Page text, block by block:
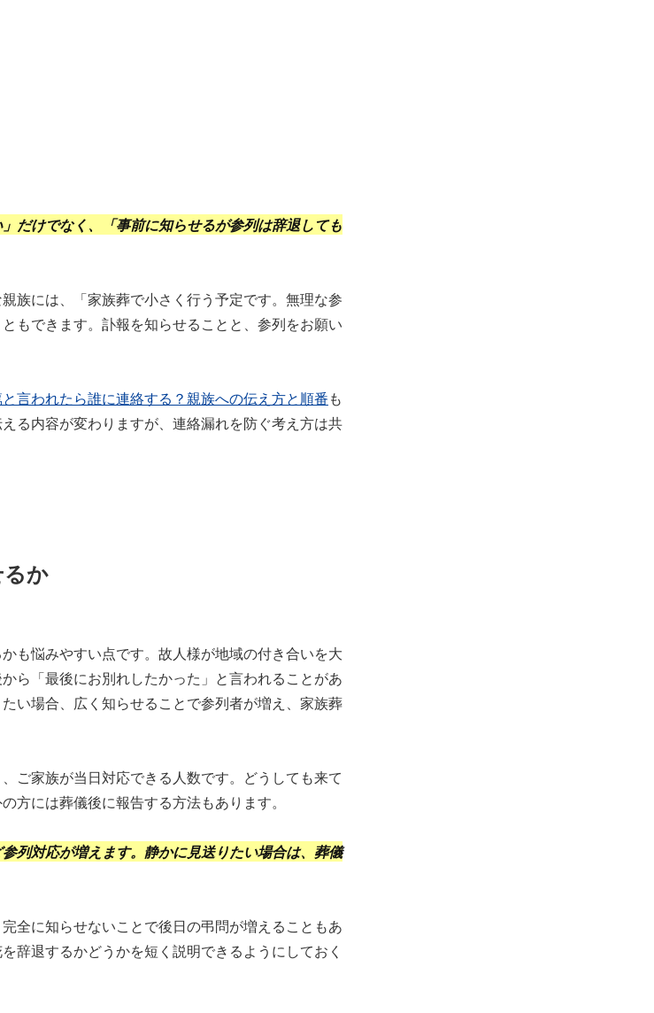
だけでなく、「事前に知らせるが参列は辞退しても
族には、「家族葬で小さく行う予定です。無理な参
もできます。訃報を知らせることと、参列をお願い
言われたら誰に連絡する？親族への伝え方と順番も
る内容が変わりますが、連絡漏れを防ぐ考え方は共
か
も悩みやすい点です。故人様が地域の付き合いを大
ら「最後にお別れしたかった」と言われることがあ
い場合、広く知らせることで参列者が増え、家族葬
ご家族が当日対応できる人数です。どうしても来て
方には葬儀後に報告する方法もあります。
列対応が増えます。静かに見送りたい場合は、葬儀
全に知らせないことで後日の弔問が増えることもあ
辞退するかどうかを短く説明できるようにしておく